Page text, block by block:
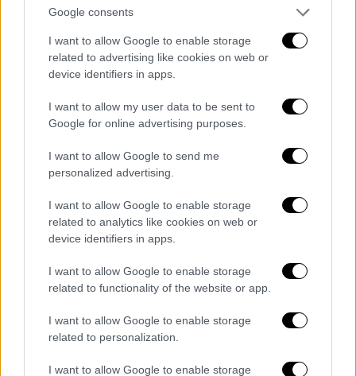
Google consents
I want to allow Google to enable storage
related to advertising like cookies on web or
device identifiers in apps.
I want to allow my user data to be sent to
Google for online advertising purposes.
I want to allow Google to send me
personalized advertising.
I want to allow Google to enable storage
related to analytics like cookies on web or
device identifiers in apps.
I want to allow Google to enable storage
related to functionality of the website or app.
I want to allow Google to enable storage
related to personalization.
I want to allow Google to enable storage
Ο ΠΑΟΚ έχει κάνει all in στο θέμα Ζαφείρη
και τα ΜΜΕ της Τσεχίας παρουσιάζουν μια
πιο… διαλλακτική στάση στην υπόθεση,
αφού οι Θεσσαλονικείς «προσφέρουν ένα